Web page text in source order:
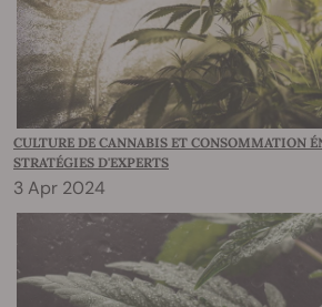
CULTURE DE CANNABIS ET CONSOMMATION
STRATÉGIES D'EXPERTS
3 Apr 2024